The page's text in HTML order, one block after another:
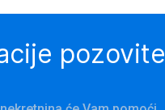
pozovite